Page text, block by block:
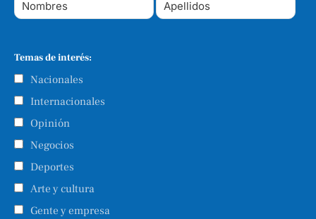
Temas de interés:
Nacionales
Internacionales
Opinión
Negocios
Deportes
Arte y cultura
Gente y empresa